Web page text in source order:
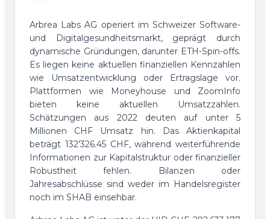
Arbrea Labs AG operiert im Schweizer Software-
und Digitalgesundheitsmarkt, geprägt durch
dynamische Gründungen, darunter ETH-Spin-offs.
Es liegen keine aktuellen finanziellen Kennzahlen
wie Umsatzentwicklung oder Ertragslage vor.
Plattformen wie Moneyhouse und ZoomInfo
bieten keine aktuellen Umsatzzahlen.
Schätzungen aus 2022 deuten auf unter 5
Millionen CHF Umsatz hin. Das Aktienkapital
beträgt 132'326.45 CHF, während weiterführende
Informationen zur Kapitalstruktur oder finanzieller
Robustheit fehlen. Bilanzen oder
Jahresabschlüsse sind weder im Handelsregister
noch im SHAB einsehbar.